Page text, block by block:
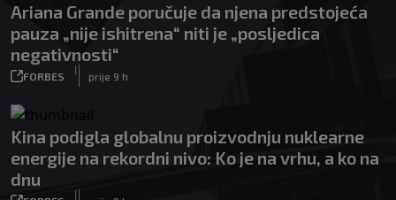
Ariana Grande poručuje da njena predstojeća
pauza „nije ishitrena“ niti je „posljedica
negativnosti“
FORBES
|
prije 9 h
Kina podigla globalnu proizvodnju nuklearne
energije na rekordni nivo: Ko je na vrhu, a ko na
dnu
|